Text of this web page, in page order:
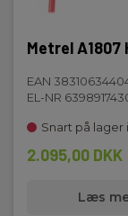
Metrel
EAN
EL-NR
Snart på lager
2.095,00 DKK
Læs